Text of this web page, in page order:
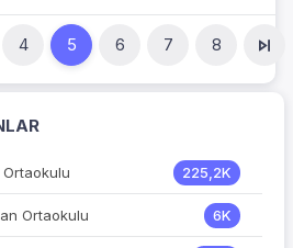
4 5 6 7 8
Ortaokulu 225,2K
Ortaokulu 6K